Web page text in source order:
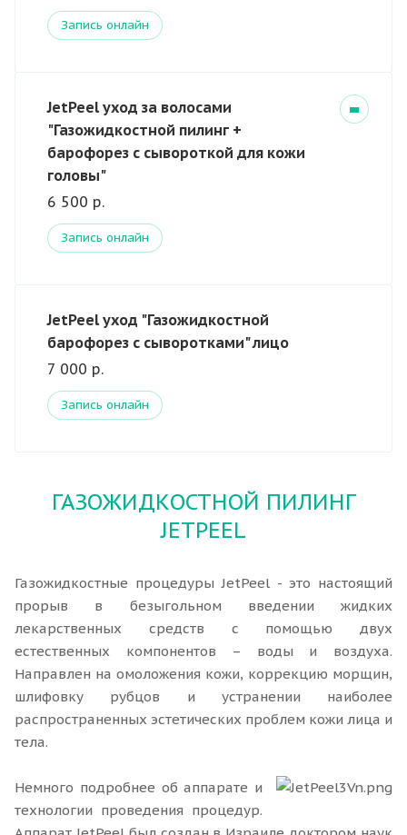
Запись онлайн
JetPeel уход за волосами
"Газожидкостной пилинг +
барофорез с сывороткой для кожи
головы"
6 500 р.
Запись онлайн
JetPeel уход "Газожидкостной
барофорез с сыворотками" лицо
7 000 р.
Запись онлайн
ГАЗОЖИДКОСТНОЙ ПИЛИНГ
JETPEEL
Газожидкостные процедуры JetPeel - это настоящий
прорыв в безыгольном введении жидких
лекарственных средств с помощью двух
естественных компонентов – воды и воздуха.
Направлен на омоложения кожи, коррекцию морщин,
шлифовку рубцов и устранении наиболее
распространенных эстетических проблем кожи лица и
тела.
Немного подробнее об аппарате и
технологии проведения процедур.